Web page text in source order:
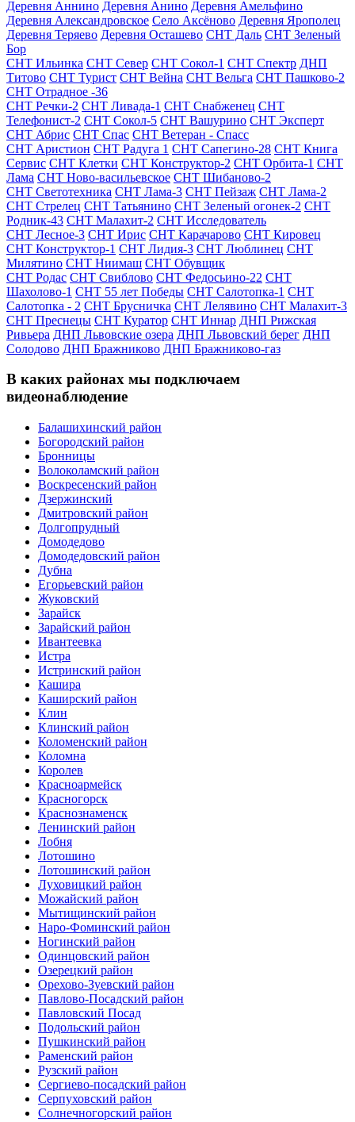
Деревня Аннино Деревня Анино Деревня Амельфино
Деревня Александровское Село Аксёново Деревня Ярополец
Деревня Теряево Деревня Осташево СНТ Даль СНТ Зеленый
Бор
СНТ Ильинка СНТ Север СНТ Сокол-1 СНТ Спектр ДНП
Титово СНТ Турист СНТ Вейна СНТ Вельга СНТ Пашково-2
СНТ Отрадное -36
СНТ Речки-2 СНТ Ливада-1 СНТ Снабженец СНТ
Телефонист-2 СНТ Сокол-5 СНТ Вашурино СНТ Эксперт
СНТ Абрис СНТ Спас СНТ Ветеран - Спасс
СНТ Аристион СНТ Радуга 1 СНТ Сапегино-28 СНТ Книга
Сервис СНТ Клетки СНТ Конструктор-2 СНТ Орбита-1 СНТ
Лама СНТ Ново-васильевское СНТ Шибаново-2
СНТ Светотехника СНТ Лама-3 СНТ Пейзаж СНТ Лама-2
СНТ Стрелец СНТ Татьянино СНТ Зеленый огонек-2 СНТ
Родник-43 СНТ Малахит-2 СНТ Исследователь
СНТ Лесное-3 СНТ Ирис СНТ Карачарово СНТ Кировец
СНТ Конструктор-1 СНТ Лидия-3 СНТ Люблинец СНТ
Милятино СНТ Ниимаш СНТ Обувщик
СНТ Родас СНТ Свиблово СНТ Федосьино-22 СНТ
Шахолово-1 СНТ 55 лет Победы СНТ Салотопка-1 СНТ
Салотопка - 2 СНТ Брусничка СНТ Лелявино СНТ Малахит-3
СНТ Преснецы СНТ Куратор СНТ Иннар ДНП Рижская
Ривьера ДНП Львовские озера ДНП Львовский берег ДНП
Солодово ДНП Бражниково ДНП Бражниково-газ
В каких районах мы подключаем
видеонаблюдение
Балашихинский район
Богородский район
Бронницы
Волоколамский район
Воскресенский район
Дзержинский
Дмитровский район
Долгопрудный
Домодедово
Домодедовский район
Дубна
Егорьевский район
Жуковский
Зарайск
Зарайский район
Ивантеевка
Истра
Истринский район
Кашира
Каширский район
Клин
Клинский район
Коломенский район
Коломна
Королев
Красноармейск
Красногорск
Краснознаменск
Ленинский район
Лобня
Лотошино
Лотошинский район
Луховицкий район
Можайский район
Мытищинский район
Наро-Фоминский район
Ногинский район
Одинцовский район
Озерецкий район
Орехово-Зуевский район
Павлово-Посадский район
Павловский Посад
Подольский район
Пушкинский район
Раменский район
Рузский район
Сергиево-посадский район
Серпуховский район
Солнечногорский район